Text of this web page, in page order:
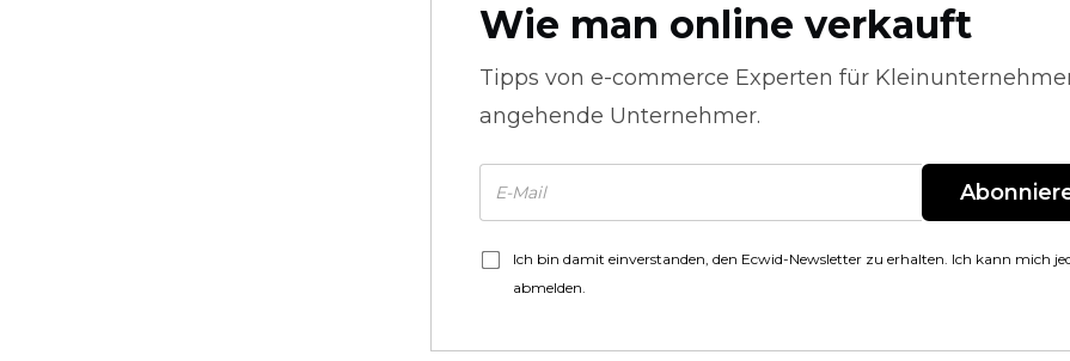
Wie man online verkauft
Tipps von e-commerce Experten für
angehende Unternehmer.
Ich bin damit einverstanden, den Ecwid-Newsletter zu erhalten. Ich kann mich
abmelden.